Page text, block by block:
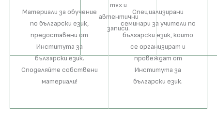
тях и
автентични
записи.
Материали за обучение
по български език,
предоставени от
Института за
български език.
Споделяйте собствени
материали!
Специализирани
семинари за учители по
български език, които
се организират и
провеждат от
Института за
български език.